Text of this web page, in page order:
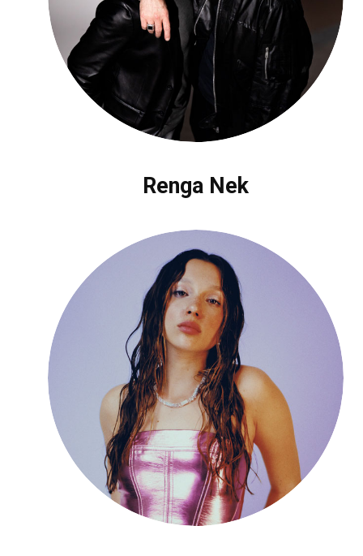
Renga Nek